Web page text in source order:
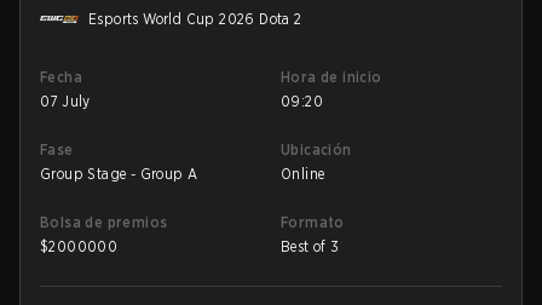
Esports World Cup 2026 Dota 2
Fecha
07 July
Hora de inicio
09:20
Fase
Group Stage - Group A
Ubicación
Online
Bolsa de premios
$2000000
Formato
Best of 3